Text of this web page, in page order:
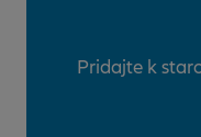
Pridajte k